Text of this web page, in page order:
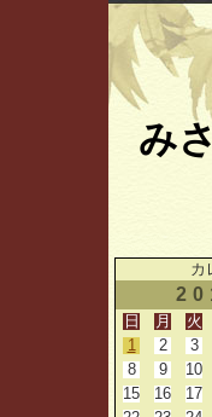
み
カ
日 月 火
1
2 3
8
9 10
15
16 17